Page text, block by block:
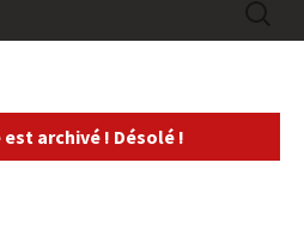
archivé ! Désolé !